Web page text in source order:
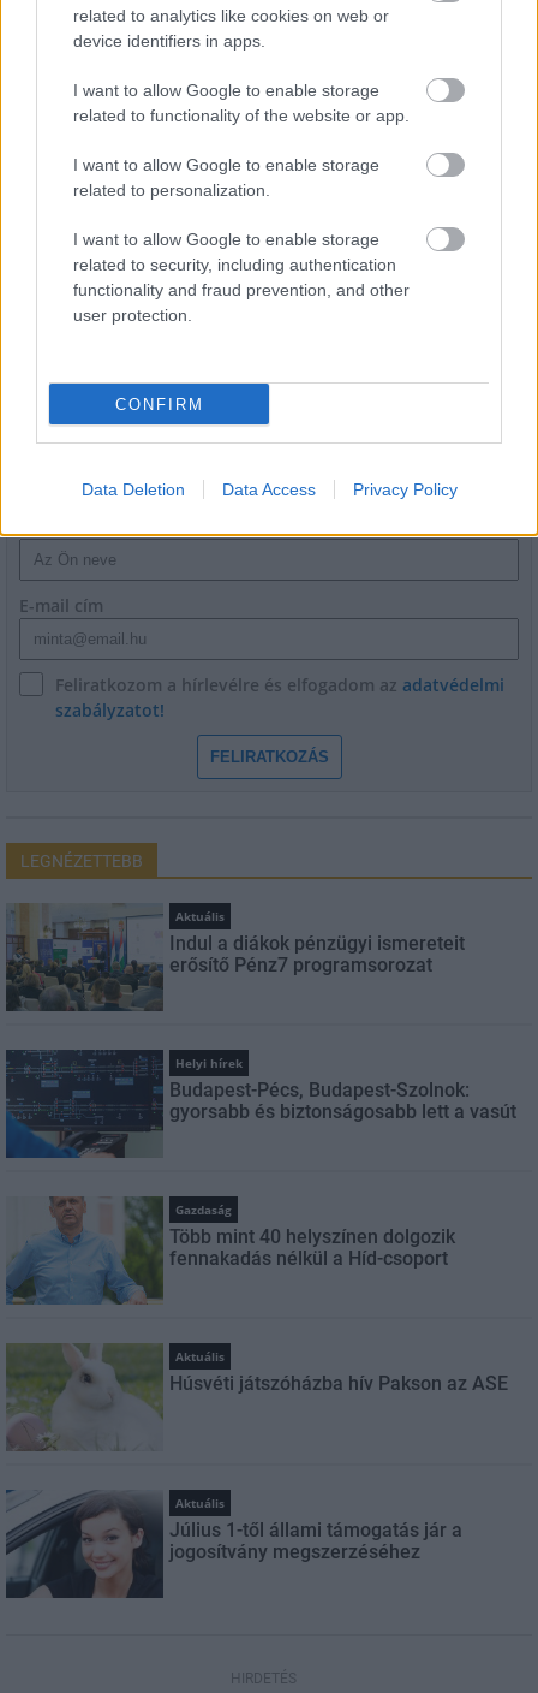
related to analytics like cookies on web or
device identifiers in apps.
I want to allow Google to enable storage
related to functionality of the website or app.
I want to allow Google to enable storage
related to personalization.
I want to allow Google to enable storage
related to security, including authentication
functionality and fraud prevention, and other
user protection.
CONFIRM
Data Deletion Data Access Privacy Policy
Bicske Kelet csomópont építése
csomópont épül Angyalföldön
Másfélszeresére bővítik
Hódmezővásárhely jó hírű református
iskoláját
E-mail cím
Feliratkozom a hírlevélre és elfogadom az adatvédelmi
szabályzatot!
FELIRATKOZÁS
LEGNÉZETTEBB
Aktuális
Indul a diákok pénzügyi ismereteit
erősítő Pénz7 programsorozat
Helyi hírek
Budapest-Pécs, Budapest-Szolnok:
gyorsabb és biztonságosabb lett a vasút
Gazdaság
Több mint 40 helyszínen dolgozik
fennakadás nélkül a Híd-csoport
Aktuális
Húsvéti játszóházba hív Pakson az ASE
Aktuális
Július 1-től állami támogatás jár a
jogosítvány megszerzéséhez
HIRDETÉS